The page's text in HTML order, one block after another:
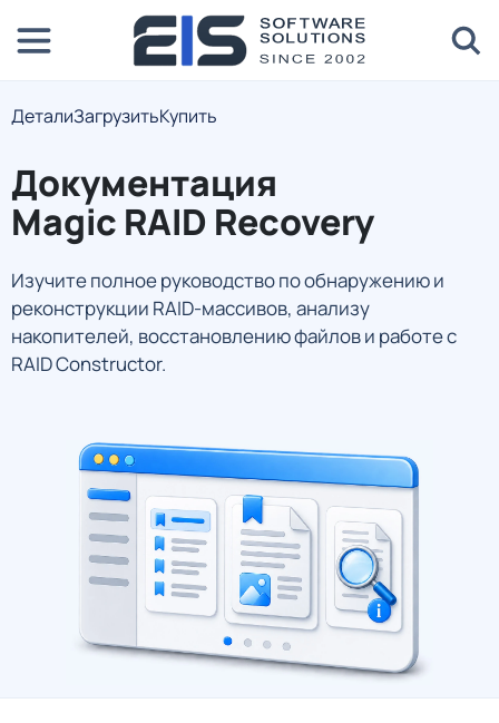
ДеталиЗагрузитьКупить
Документация
Magic RAID Recovery
Изучите полное руководство по обнаружению и
реконструкции RAID-массивов, анализу
накопителей, восстановлению файлов и работе с
RAID Constructor.